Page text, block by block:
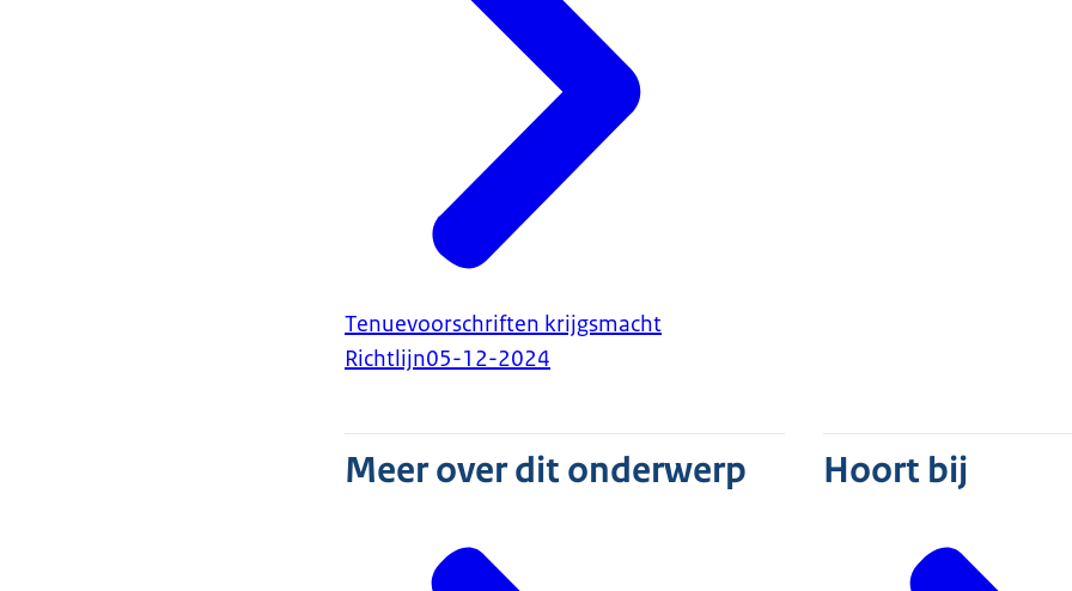
Tenuevoorschriften krijgsmacht
Richtlijn05-12-2024
Meer over dit onderwerp Hoort bij